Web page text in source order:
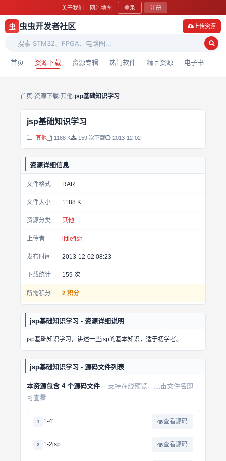
关于我们 网站地图 登录 注册
虫 虫虫开发者社区
首页 资源下载 资源专辑 热门软件 精品资源 电子书
上传资源
首页›资源下载›其他›jsp基础知识学习
jsp基础知识学习
其他 1188 K 159 次下载 2013-12-02
资源详细信息
文件格式 RAR
文件大小 1188 K
资源分类 其他
上传者 littlefish
发布时间 2013-12-02 08:23
下载统计 159 次
所需积分 2 积分
jsp基础知识学习 - 资源详细说明
jsp基础知识学习，讲述一些jsp的基本知识，适于初学者。
jsp基础知识学习 - 源码文件列表
本资源包含 4 个源码文件
支持在线预览，点击文件名即
可查看
1 1-4ʹ 查看源码
2 1-2jsp 查看源码